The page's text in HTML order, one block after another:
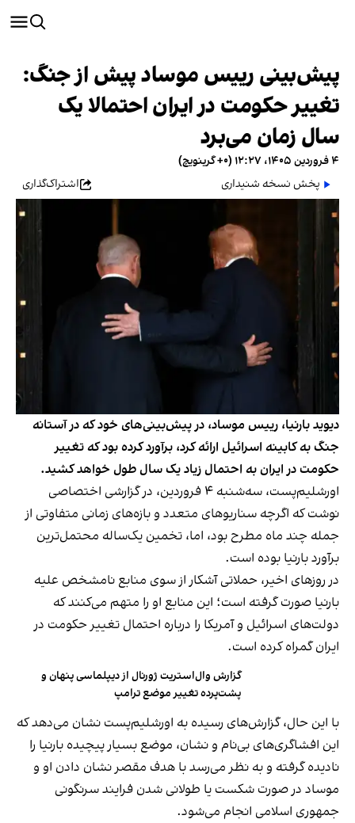
پیش‌بینی رییس موساد پیش از جنگ:
تغییر حکومت در ایران احتمالا یک
سال زمان می‌برد
۴ فروردین ۱۴۰۵، ۱۲:۲۷ (‎+۰ گرینویچ)
پخش نسخه شنیداری
اشتراک‌گذاری
دیوید بارنیا، رییس موساد، در پیش‌بینی‌های خود که در آستانه
جنگ به کابینه اسرائیل ارائه کرد، برآورد کرده بود که تغییر
حکومت در ایران به احتمال زیاد یک سال طول خواهد کشید.
اورشلیم‌پست، سه‌شنبه ۴ فروردین، در گزارشی اختصاصی
نوشت که اگرچه سناریوهای متعدد و بازه‌های زمانی متفاوتی از
جمله چند ماه مطرح بود، اما، تخمین یک‌ساله محتمل‌ترین
برآورد بارنیا بوده است.
در روزهای اخیر، حملاتی آشکار از سوی منابع نامشخص علیه
بارنیا صورت گرفته است؛ این منابع او را متهم می‌کنند که
دولت‌های اسرائیل و آمریکا را درباره احتمال تغییر حکومت در
ایران گمراه کرده است.
گزارش وال‌استریت ژورنال از دیپلماسی پنهان و
پشت‌پرده تغییر موضع ترامپ
با این حال، گزارش‌های رسیده به اورشلیم‌پست نشان می‌دهد که
این افشاگری‌های بی‌نام و نشان، موضع بسیار پیچیده بارنیا را
نادیده گرفته و به نظر می‌رسد با هدف مقصر نشان دادن او و
موساد در صورت شکست یا طولانی شدن فرایند سرنگونی
جمهوری اسلامی انجام می‌شود.